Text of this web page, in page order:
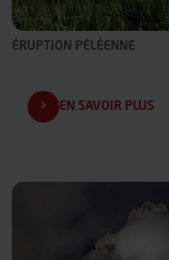
ÉRUPTION PÉLÉENNE
EN SAVOIR PLUS